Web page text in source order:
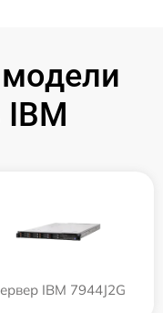
IBM 7944J2G